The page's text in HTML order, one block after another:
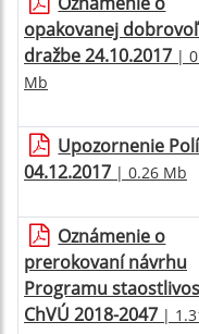
opakovanej
dražbe 24.10.2017 |
Mb
Upozornenie
04.12.2017 | 0.26 Mb
Oznámenie o
prerokovaní návrhu
Programu
ChVÚ 2018-2047 |